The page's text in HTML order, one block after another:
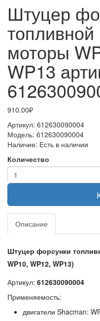
Штуцер
моторы
WP13
910.00₽
Артикул: 612630090004
Модель: 612630090004
Наличие: Есть в наличии
Количество
Описание
Штуцер форсунки
WP10, WP12, WP13)
Артикул: 612630090004
Применяемость:
двигатели Shacman: